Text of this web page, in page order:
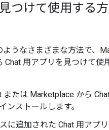
つけて使用する
ようなさまざまな方法で、
Chat 用アプリを見つけて使
または Marketplace から
ンストールします。
に追加された Chat 用アプ